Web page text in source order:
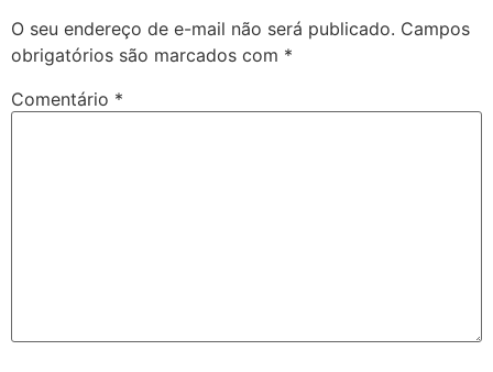
O seu endereço de e-mail não será publicado. Campos
obrigatórios são marcados com *
Comentário *